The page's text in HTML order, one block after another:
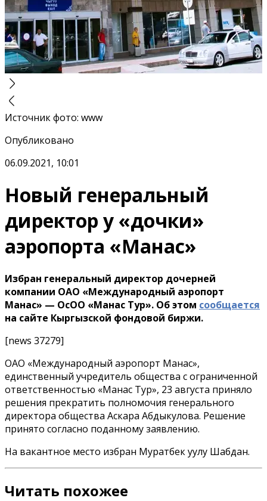
Источник фото: www
Опубликовано
06.09.2021, 10:01
Новый генеральный
директор у «дочки»
аэропорта «Манас»
Избран генеральный директор дочерней
компании ОАО «Международный аэропорт
Манас» — ОсОО «Манас Тур». Об этом сообщается
на сайте Кыргызской фондовой биржи.
[news 37279]
ОАО «Международный аэропорт Манас»,
единственный учредитель общества с ограниченной
ответственностью «Манас Тур», 23 августа приняло
решения прекратить полномочия генерального
директора общества Аскара Абдыкулова. Решение
принято согласно поданному заявлению.
На вакантное место избран Муратбек уулу Шабдан.
Читать похожее